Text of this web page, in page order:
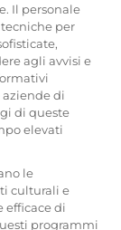
Il personale
per
agli avvisi e
di
di queste
elevati
le
culturali e
efficace di
programmi